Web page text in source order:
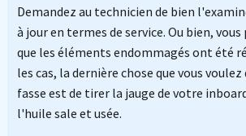
Demandez au technicien de bien
à jour en termes de service. Ou bien,
que les éléments endommagés ont été
les cas, la dernière chose que vous
fasse est de tirer la jauge de votre
l'huile sale et usée.